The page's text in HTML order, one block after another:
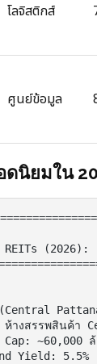
โลจิสติกส์
ศูนย์ข้อมูล
ดนิยมใน
(2026):
(Central
งสรรพสินค้า
~60,000
Yield: 5.5%